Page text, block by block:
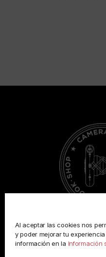
Al aceptar las cookies nos
y poder mejorar tu
información en la Información